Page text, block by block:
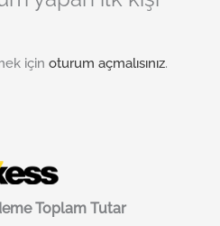
için oturum açmalısınız.
Toplam Tutar